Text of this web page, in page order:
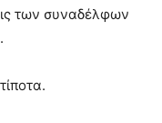
των συναδέλφων